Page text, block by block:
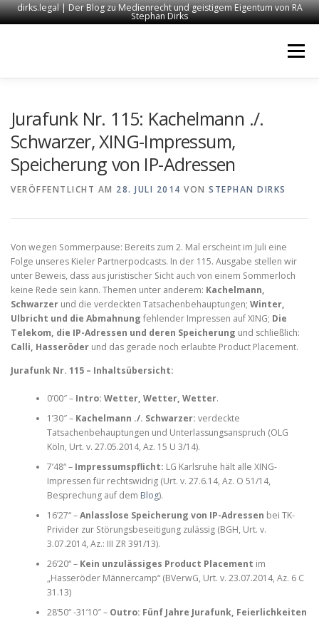
dirks.legal | Der Blog zu Medienrecht und geistigem Eigentum von RA
Stephan Dirks
Menü
MEDIEN
Jurafunk Nr. 115: Kachelmann ./.
Schwarzer, XING-Impressum,
Speicherung von IP-Adressen
VERÖFFENTLICHT AM 28. JULI 2014 VON STEPHAN DIRKS
Von wegen Sommerpause: Bereits zum 2. Mal erscheint im Juli eine
Folge unseres Kieler Partnerpodcasts. In der 115. Ausgabe stellen wir
unter Beweis, dass aus juristischer Sicht auch von einem Sommerloch
keine Rede sein kann. Themen unter anderem: Kachelmann,
Schwarzer und die verdeckten Tatsachenbehauptungen; Winter,
Ulbricht und die Abmahnung fehlender Impressen auf XING; Die
Telekom, die IP-Adressen und deren Speicherung und schließlich:
Calli, Hasseröder und das gerade noch erlaubte Product Placement.
Jurafunk Nr. 115 – Inhaltsübersicht:
0’00″ – Intro: Wetter, Wetter, Wetter.
1’30″ – Kachelmann ./. Schwarzer: verdeckte
Tatsachenbehauptungen und Unterlassungsanspruch (OLG
Köln, Urt. v. 27.05.2014, Az. 15 U 3/14).
7’48“ –Impressumspflicht: LG Karlsruhe hält alle XING-
Impressen für rechtswidrig (Urt. v. 27.6.14, Az. O 51/14,
Besprechung auf dem Blog).
16’27“ –Anlasslose Speicherung von IP-Adressen bei TK-
Privider zur Störungsbeseitigung zulässig (BGH, Urt. v.
3.07.2014, Az.: III ZR 391/13).
26’20“ – Kein unzulässiges Product Placement im
„Hasseröder Männercamp“ (BVerwG, Urt. v. 23.07.2014, Az. 6 C
31.13)
28’50“ -31’10″ – Outro: Fünf Jahre Jurafunk, Feierlichkeiten